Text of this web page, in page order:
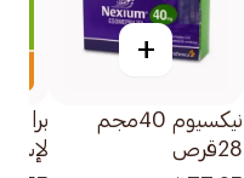
+
نيكسيوم 40مجم
28قرص